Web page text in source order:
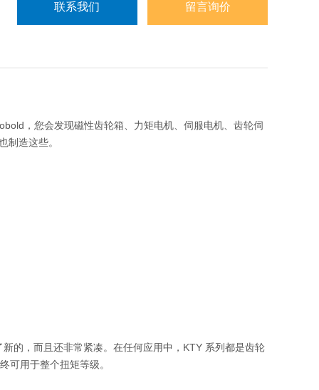
联系我们 留言询价
，您会发现磁性齿轮箱、力矩电机、伺服电机、齿轮伺
制造这些。
的，而且还非常紧凑。在任何应用中，KTY 系列都是齿轮
可用于整个扭矩等级。